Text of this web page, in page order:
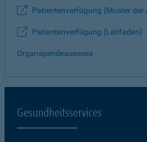
Patientenverfügung (Muster der
Patientenverfügung (Leitfaden)
Organspendeausweis
Gesundheitsservices